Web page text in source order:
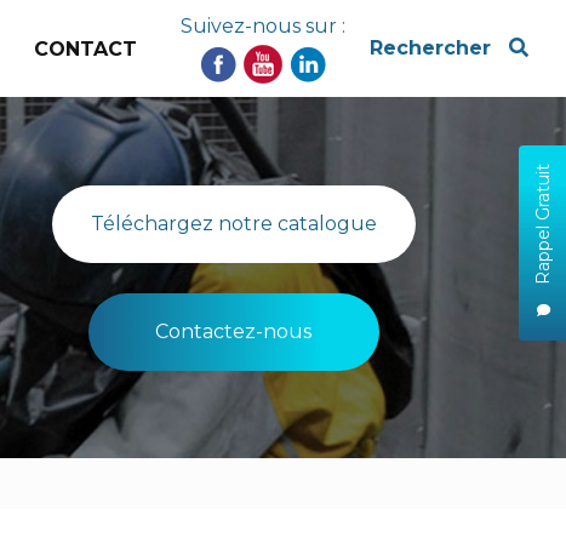
x
Rappel Gratuit
CONTACT
Suivez-nous sur :
Rechercher
Téléchargez notre catalogue
Contactez-nous